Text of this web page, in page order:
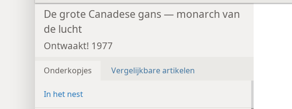
De grote Canadese gans — monarch van
de lucht
Ontwaakt! 1977
Onderkopjes Vergelijkbare artikelen
In het nest